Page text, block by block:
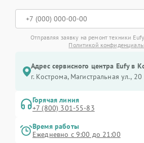
Отправляя заявку на ремонт техники
Политикой
Адрес сервисного центра Eufy в
г. Кострома, Магистральная ул., 20
Горячая линия
+7 (800) 301-55-83
Время работы
Ежедневно с 9:00 до 21:00